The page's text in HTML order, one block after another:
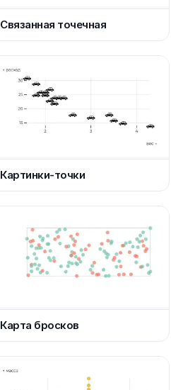
Связанная точечная
Картинки-точки
Карта бросков